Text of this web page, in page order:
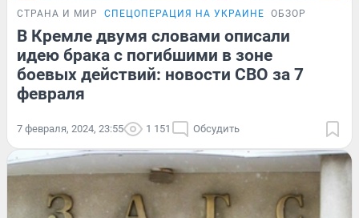
СТРАНА И МИР СПЕЦОПЕРАЦИЯ НА УКРАИНЕ ОБЗОР
В Кремле двумя словами описали
идею брака с погибшими в зоне
боевых действий: новости СВО за 7
февраля
7 февраля, 2024, 23:55 1 151 Обсудить